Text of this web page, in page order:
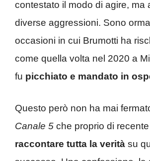
contestato il modo di agire, ma
diverse aggressioni. Sono
occasioni in cui Brumotti ha
come quella volta nel 2020 a
fu picchiato e mandato in
Questo però non ha mai
Canale 5 che proprio di recente
raccontare tutta la verità su